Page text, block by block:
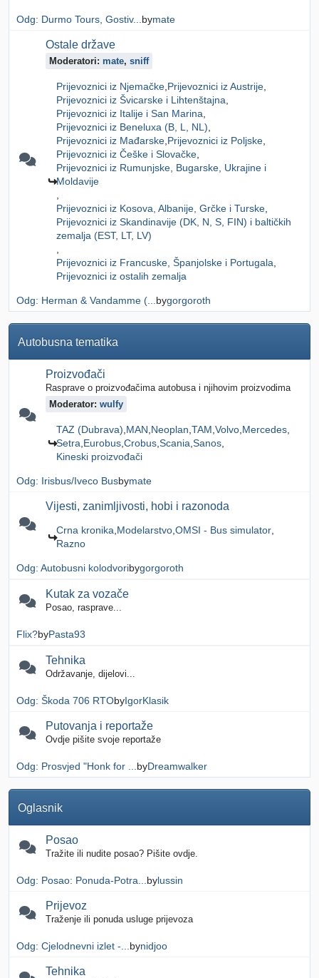
Odg: Durmo Tours, Gostiv... bymate
Ostale države
Moderatori: mate, sniff
Prijevoznici iz Njemačke Prijevoznici iz Austrije
Prijevoznici iz Švicarske i Lihtenštajna
Prijevoznici iz Italije i San Marina
Prijevoznici iz Beneluxa (B, L, NL)
Prijevoznici iz Mađarske Prijevoznici iz Poljske
Prijevoznici iz Češke i Slovačke
Prijevoznici iz Rumunjske, Bugarske, Ukrajine i
Moldavije
Prijevoznici iz Kosova, Albanije, Grčke i Turske
Prijevoznici iz Skandinavije (DK, N, S, FIN) i baltičkih
zemalja (EST, LT, LV)
Prijevoznici iz Francuske, Španjolske i Portugala
Prijevoznici iz ostalih zemalja
Odg: Herman & Vandamme (... bygorgoroth
Autobusna tematika
Proizvođači
Rasprave o proizvođačima autobusa i njihovim proizvodima
Moderator: wulfy
TAZ (Dubrava) MAN Neoplan TAM Volvo Mercedes
Setra Eurobus Crobus Scania Sanos
Kineski proizvođači
Odg: Irisbus/Iveco Busbymate
Vijesti, zanimljivosti, hobi i razonoda
Crna kronika Modelarstvo OMSI - Bus simulator
Razno
Odg: Autobusni kolodvoribygorgoroth
Kutak za vozače
Posao, rasprave...
Flix?byPasta93
Tehnika
Održavanje, dijelovi...
Odg: Škoda 706 RTObyIgorKlasik
Putovanja i reportaže
Ovdje pišite svoje reportaže
Odg: Prosvjed "Honk for ... byDreamwalker
Oglasnik
Posao
Tražite ili nudite posao? Pišite ovdje.
Odg: Posao: Ponuda-Potra... bylussin
Prijevoz
Traženje ili ponuda usluge prijevoza
Odg: Cjelodnevni izlet -... bynidjoo
Tehnika